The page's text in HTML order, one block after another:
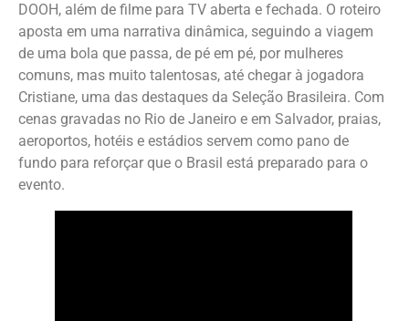
DOOH, além de filme para TV aberta e fechada. O roteiro
aposta em uma narrativa dinâmica, seguindo a viagem
de uma bola que passa, de pé em pé, por mulheres
comuns, mas muito talentosas, até chegar à jogadora
Cristiane, uma das destaques da Seleção Brasileira. Com
cenas gravadas no Rio de Janeiro e em Salvador, praias,
aeroportos, hotéis e estádios servem como pano de
fundo para reforçar que o Brasil está preparado para o
evento.